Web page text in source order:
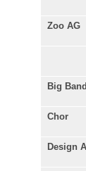
Zoo AG
Big Band
Chor
Design